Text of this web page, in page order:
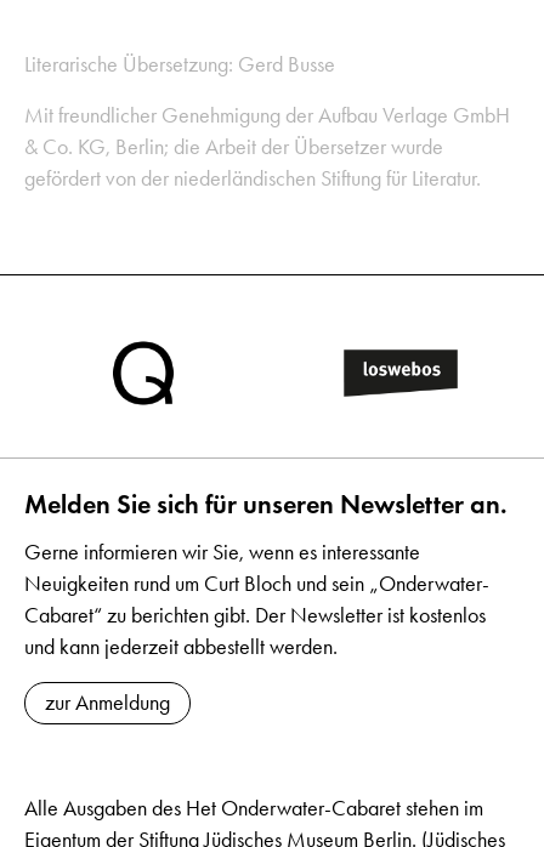
Literarische Übersetzung: Gerd Busse
Mit freundlicher Genehmigung der Aufbau Verlage GmbH
& Co. KG, Berlin; die Arbeit der Übersetzer wurde
gefördert von der niederländischen Stiftung für Literatur.
Melden Sie sich für unseren Newsletter an.
Gerne informieren wir Sie, wenn es interessante
Neuigkeiten rund um Curt Bloch und sein „Onderwater-
Cabaret“ zu berichten gibt. Der Newsletter ist kostenlos
und kann jederzeit abbestellt werden.
zur Anmeldung
Alle Ausgaben des Het Onderwater-Cabaret stehen im
Eigentum der Stiftung Jüdisches Museum Berlin. (Jüdisches